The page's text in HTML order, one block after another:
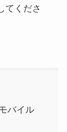
てくださ
バイル